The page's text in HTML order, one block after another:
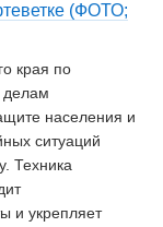
(ФОТО;
края по
делам
населения и
ситуаций
Техника
и укрепляет